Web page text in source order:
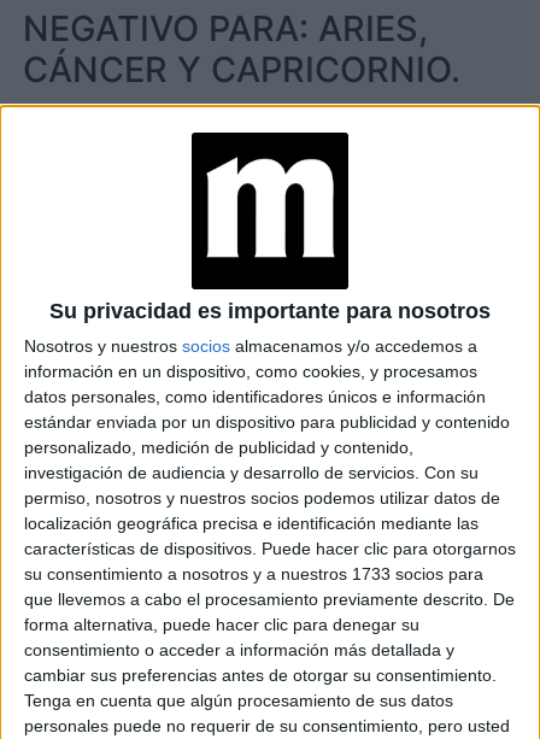
Su privacidad es importante para nosotros
Nosotros y nuestros socios almacenamos y/o accedemos a
información en un dispositivo, como cookies, y procesamos
datos personales, como identificadores únicos e información
estándar enviada por un dispositivo para publicidad y contenido
personalizado, medición de publicidad y contenido,
investigación de audiencia y desarrollo de servicios. Con su
permiso, nosotros y nuestros socios podemos utilizar datos de
localización geográfica precisa e identificación mediante las
características de dispositivos. Puede hacer clic para otorgarnos
su consentimiento a nosotros y a nuestros 1733 socios para
que llevemos a cabo el procesamiento previamente descrito. De
forma alternativa, puede hacer clic para denegar su
consentimiento o acceder a información más detallada y
cambiar sus preferencias antes de otorgar su consentimiento.
Tenga en cuenta que algún procesamiento de sus datos
personales puede no requerir de su consentimiento, pero usted
NEGATIVO PARA: ARIES,
CÁNCER Y CAPRICORNIO.
GALERÍA DE IMÁGENES
Accedé a los beneficios para suscriptores
Contenidos exclusivos
Sorteos
Descuentos en publicaciones
Participación en los eventos organizados por
Editorial Perfil.
Suscribite ahora